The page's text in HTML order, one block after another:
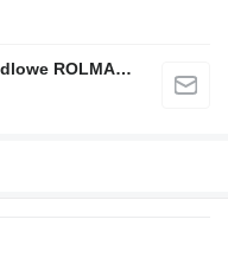
Przedsiębiorstwo Produkcyjno-Handlowe ROLMAPOL Marcin Dziekan